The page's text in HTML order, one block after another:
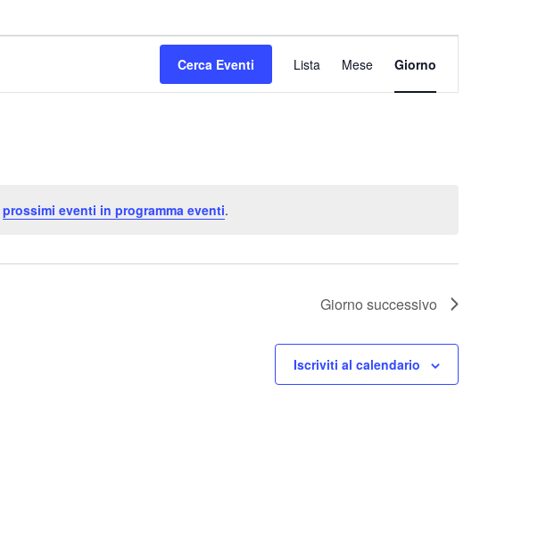
prossimi eventi in programma eventi.
Cerca Eventi
Viste
Navigazione
Lista Mese Giorno
Giorno successivo
Iscriviti al calendario